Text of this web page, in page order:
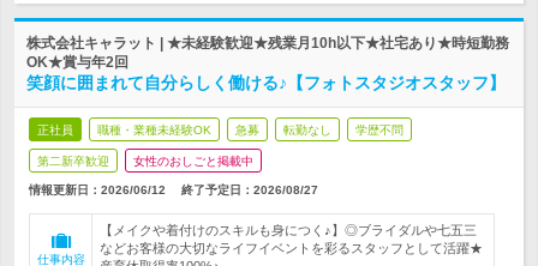
株式会社キャラット | ★未経験歓迎★残業月10h以下★社宅あり★時短勤務
OK★賞与年2回
笑顔に囲まれて自分らしく働ける♪【フォトスタジオスタッフ】
正社員 職種・業種未経験OK 急募 転勤なし 学歴不問
第二新卒歓迎 女性のおしごと掲載中
情報更新日：2026/06/12 終了予定日： 2026/08/27
仕事内容
【メイクや着付けのスキルも身につく♪】◎ブライダルや七五三
などお客様の大切なライフイベントを彩るスタッフとして活躍★